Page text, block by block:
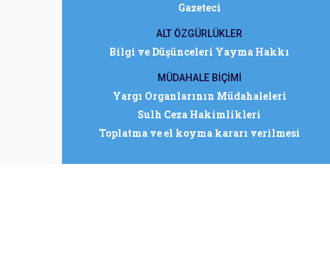
Gazeteci
ALT ÖZGÜRLÜKLER
Bilgi ve Düşünceleri Yayma Hakkı
MÜDAHALE BİÇİMİ
Yargı Organlarının Müdahaleleri
Sulh Ceza Hakimlikleri
Toplatma ve el koyma kararı verilmesi